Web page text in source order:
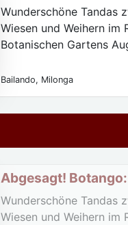
Botanischer Garten
Wunderschöne Tandas
Wiesen und Weihern im
Botanischen Gartens
Bailando, Milonga
Abgesagt!
Botanischer Garten
Wunderschöne Tandas
Wiesen und Weihern im